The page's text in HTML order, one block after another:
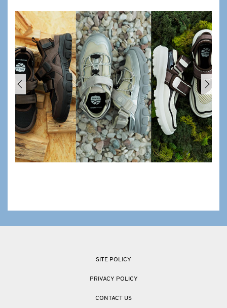
SITE POLICY
PRIVACY POLICY
CONTACT US